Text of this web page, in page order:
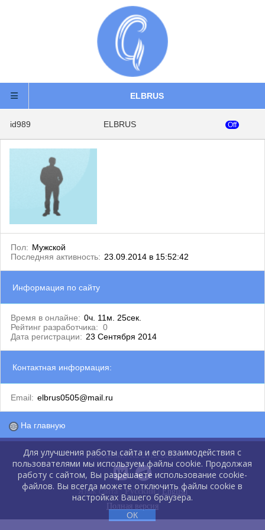
ELBRUS
id989 ELBRUS Off
Пол: Мужской
Последняя активность: 23.09.2014 в 15:52:42
Информация по сайту
Время в онлайне: 0ч. 11м. 25сек.
Рейтинг разработчика: 0
Дата регистрации: 23 Сентября 2014
Контактная информация:
Email: elbrus0505@mail.ru
На главную
GlobalCMS.Ru 2012-2026
Язык сайта :Русский| English
Полная версия
Для улучшения работы сайта и его взаимодействия с
пользователями мы используем файлы cookie. Продолжая
работу с сайтом, Вы разрешаете использование cookie-
файлов. Вы всегда можете отключить файлы cookie в
настройках Вашего браузера.
ОК